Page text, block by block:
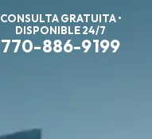
CONSULTA GRATUITA •
DISPONIBLE 24/7
770-886-9199